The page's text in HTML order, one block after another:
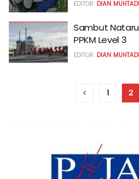
EDITOR: DIAN
Sambut
PPKM Level 3
EDITOR: DIAN
1 2